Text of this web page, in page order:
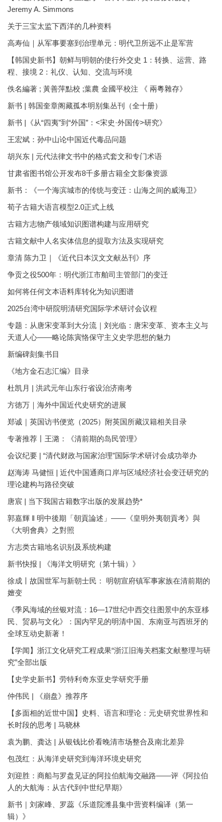
Jeremy A. Simmons
关于三宝太监下西洋的几种资料
高寿仙｜从军事要塞到治理单元：明代卫所远不止是军营
【韩国史新书】朝鲜与明朝的使行外交史 1：转换、运营、路
程、接境 2：礼仪、认知、交流与环境
佚名編著 ; 黃善萍點校 ;葉農 金國平校注 《 兩粵雜存》
新书 | 韩国奎章阁藏孤本明别集丛刊（全十册）
新书 |《从“四夷”到“外国”：<宋史·外国传>研究》
王宏斌：孙中山论中国近代毒品问题
胡兴东 | 元代法律文书中的格式套文和专门术语
甘肃省图书馆公开发布8千多册古籍全文影像资源
新书：《一个海滨城市的传统与变迁：山海之间的威海卫》
荀子古籍大语言模型2.0正式上线
古籍方志物产领域知识图谱构建与应用研究
古籍文献中人名实体信息的提取方法及实现研究
章清 陈力卫｜《近代日本汉文文献丛刊》序
争贡之役500年：明代浙江市舶司主管部门的变迁
如何将任何文本语料库转化为知识图谱
2025台湾中研院明清研究国际学术研讨会议程
专题：从唐宋变革到大分流｜刘光临：唐宋变革、资本主义与
天道人心——略论陈寅恪保守主义史学思想的魅力
新编碑刻集书目
《地方金石志汇编》目录
杜凯月 | 洪武元年山东行省设治济南考
方徳万｜海外中国近代史研究的进展
郑诚｜英国访书便览（2025）附英国所藏汉籍相关目录
专著推荐丨王潞：《清前期的岛民管理》
会议纪要 | “清代财政与国家治理”国际学术研讨会成功举办
赵海涛 马健恒 | 近代中国通商口岸与区域经济社会变迁研究的
理论建构与路径突破
唐宸 | 当下我国古籍数字出版的发展趋势*
郭嘉輝 ‖ 明中後期「朝貢論述」——《皇明外夷朝貢考》與
《大明會典》之對照
方志类古籍地名识别及系统构建
新书快报 | 《海洋文明研究（第十辑）》
徐成丨故国世军与新朝士民： 明朝宣府镇军事家族在清前期的
嬗变
《季风海域的丝银对流：16—17世纪中西交往图景中的东亚移
民、贸易与文化》：国内罕见的明清中国、东南亚与西班牙的
全球互动史新著！
【学闻】浙江文化研究工程成果“浙江旧海关档案文献整理与研
究”全部出版
【史学史新书】劳特利奇东亚史学研究手册
仲伟民 | 《崩盘》推荐序
【多面相的近世中国】史料、语言和理论：元史研究世界性和
长时段的思考 | 马晓林
袁为鹏、龚达 | 从银钱比价看晚清市场整合及南北差异
包茂红：从海洋史研究到海洋环境史研究
刘迎胜：商船与罗盘见证的阿拉伯航海交融路——评《阿拉伯
人的大航海：从古代到中世纪早期》
新书｜刘家峰、罗蕊《乐道院潍县集中营资料编译（第一
辑）》